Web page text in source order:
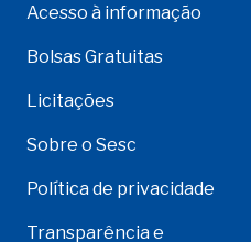
Acesso à informação
Bolsas Gratuitas
Licitações
Sobre o Sesc
Política de privacidade
Transparência e